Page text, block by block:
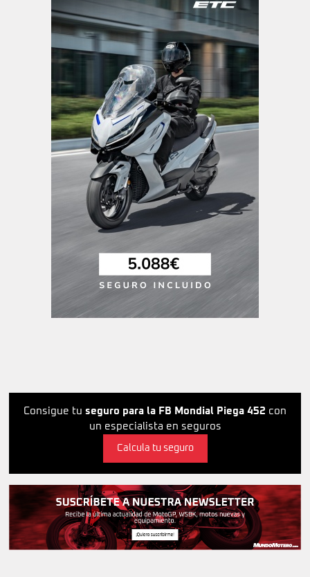
Consigue tu seguro para la FB Mondial Piega 452 con
un especialista en seguros
Calcula tu seguro